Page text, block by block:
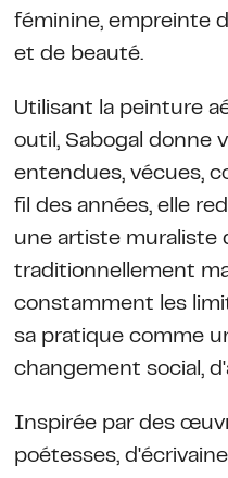
féminine, empreinte
et de beauté.
Utilisant la peinture
outil, Sabogal donne
entendues, vécues,
fil des années, elle
une artiste muraliste
traditionnellement
constamment les
sa pratique comme
changement social,
Inspirée par des
poétesses,